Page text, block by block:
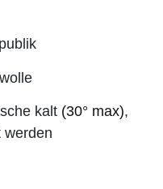
kalt (30° max),
werden